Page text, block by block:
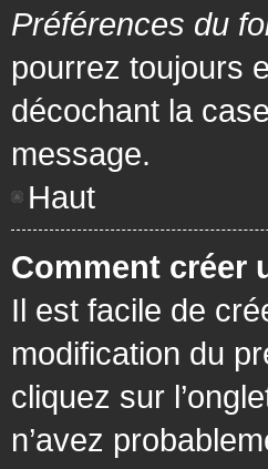
Préférences du
pourrez toujours
décochant la
message.
Haut
Comment créer
Il est facile de
modification du
cliquez sur
n’avez